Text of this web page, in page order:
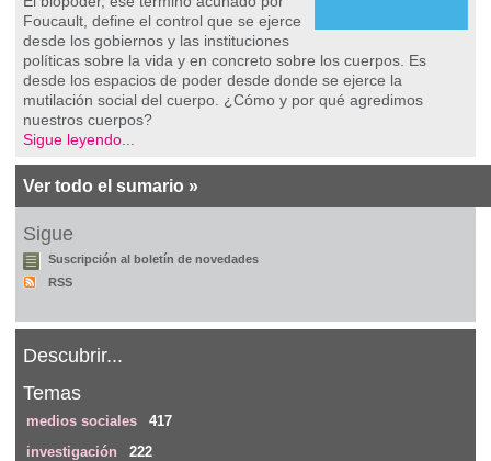
Foucault, define el control que se ejerce
desde los gobiernos y las instituciones
políticas sobre la vida y en concreto sobre los cuerpos. Es
desde los espacios de poder desde donde se ejerce la
mutilación social del cuerpo. ¿Cómo y por qué agredimos
nuestros cuerpos?
Sigue leyendo...
Ver todo el sumario »
Sigue
Suscripción al boletín de novedades
RSS
Descubrir...
Temas
medios sociales
417
investigación
222